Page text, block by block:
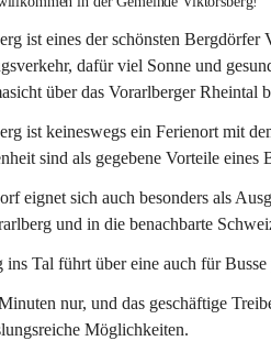
ist eines der schönsten
dafür viel Sonne und
über das Vorarlberger
ist keineswegs ein Ferienort mit
sind als gegebene Vorteile eines
eignet sich auch besonders als
und in die benachbarte
ins Tal führt über eine auch für
nur, und das geschäftige
Möglichkeiten.